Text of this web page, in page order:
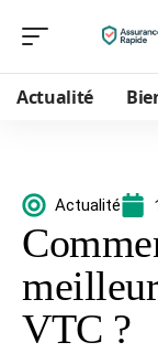
Actualité
Actualité
VTC ?